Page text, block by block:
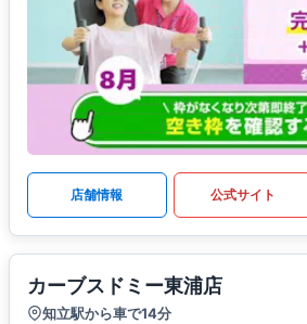
店舗情報 公式サイト
カーブスドミー東浦店
知立駅から車で14分